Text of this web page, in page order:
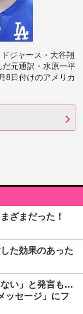
ジャース・大谷翔
元通訳・水原一平
8日付けのアメリカ
ざまだった！
た効果のあった
ない」と発言も…
ッセージ」にフ